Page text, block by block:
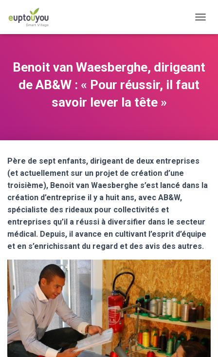
Benoit van Waesberghe, dirigeant
de AB&W : « Pour réussir, il faut
savoir lever la tête »
Père de sept enfants, dirigeant de deux entreprises
(et actuellement sur un projet de création d’une
troisième), Benoit van Waesberghe s’est lancé dans la
création d’entreprise il y a huit ans, avec AB&W,
spécialiste des rideaux pour collectivités et
entreprises qu’il a réussi à diversifier dans le secteur
médical. Depuis, il avance en cultivant l’esprit d’équipe
et en s’enrichissant du regard et des avis des autres.